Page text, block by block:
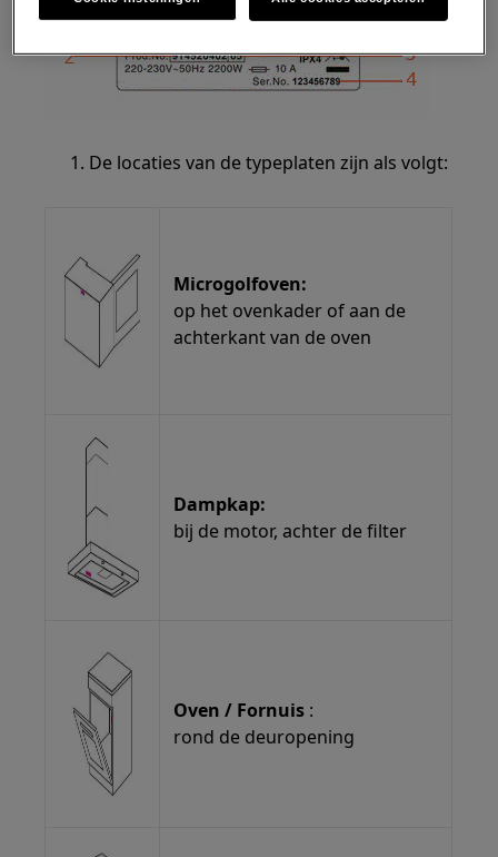
De locaties van de typeplaten zijn als volgt:
Microgolfoven:
op het ovenkader of aan de
achterkant van de oven
Dampkap:
bij de motor, achter de filter
Oven / Fornuis :
rond de deuropening